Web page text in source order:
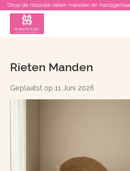
Shop de mooiste rieten manden en
Rieten Manden
Geplaatst op 11 Juni 2026